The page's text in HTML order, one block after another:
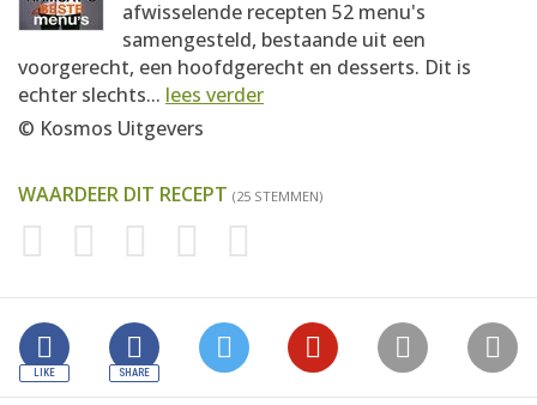
afwisselende recepten 52 menu's
samengesteld, bestaande uit een
voorgerecht, een hoofdgerecht en desserts. Dit is
echter slechts... lees verder
© Kosmos Uitgevers
WAARDEER DIT RECEPT (25 STEMMEN)